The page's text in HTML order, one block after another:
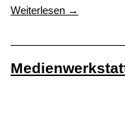
Weiterlesen →